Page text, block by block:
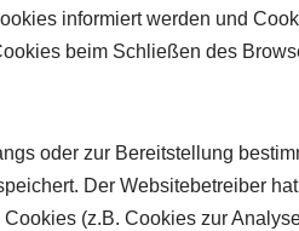
informiert werden und
beim Schließen des
oder zur Bereitstellung
Der Websitebetreiber
(z.B. Cookies zur